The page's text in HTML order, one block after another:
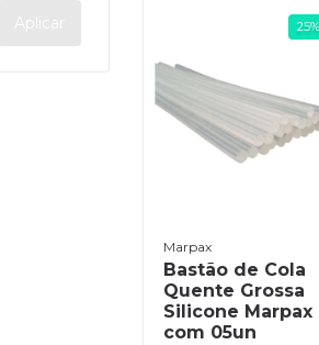
Aplicar
25
Marpax
Bastão de Cola
Quente Grossa
Silicone Marpax
com 05un